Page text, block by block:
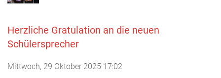
Herzliche Gratulation an die neuen
Schülersprecher
Mittwoch, 29 Oktober 2025 17:02